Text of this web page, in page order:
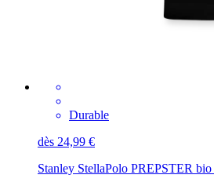
Durable
dès 24,99 €
Stanley StellaPolo PREPSTER